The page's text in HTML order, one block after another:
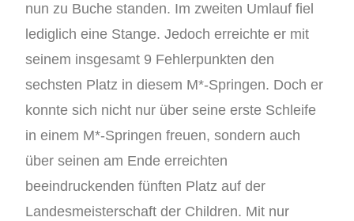
nun zu Buche standen. Im zweiten Umlauf fiel
lediglich eine Stange. Jedoch erreichte er mit
seinem insgesamt 9 Fehlerpunkten den
sechsten Platz in diesem M*-Springen. Doch er
konnte sich nicht nur über seine erste Schleife
in einem M*-Springen freuen, sondern auch
über seinen am Ende erreichten
beeindruckenden fünften Platz auf der
Landesmeisterschaft der Children. Mit nur